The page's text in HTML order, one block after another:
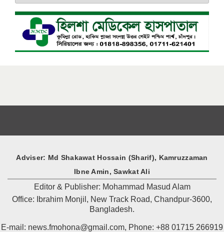
Adviser: Md Shakawat Hossain (Sharif), Kamruzzaman
Ibne Amin, Sawkat Ali
Editor & Publisher: Mohammad Masud Alam
Office: Ibrahim Monjil, New Track Road, Chandpur-3600,
Bangladesh.
E-mail: news.fmohona@gmail.com, Phone: +88 01715 266919